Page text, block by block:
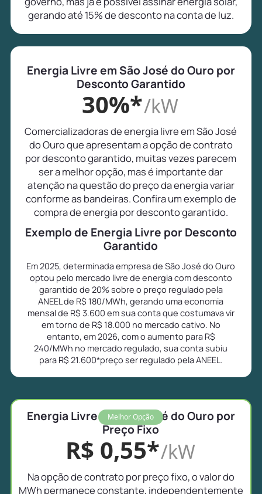
gerando até 15% de desconto na conta de luz.
Energia Livre em São José do Ouro por
Desconto Garantido
30%*/kW
Comercializadoras de energia livre em São José
do Ouro que apresentam a opção de contrato
por desconto garantido, muitas vezes parecem
ser a melhor opção, mas é importante dar
atenção na questão do preço da energia variar
conforme as bandeiras. Confira um exemplo de
compra de energia por desconto garantido.
Exemplo de Energia Livre por Desconto
Garantido
Em 2025, determinada empresa de São José do Ouro
optou pelo mercado livre de energia com desconto
garantido de 20% sobre o preço regulado pela
ANEEL de R$ 180/MWh, gerando uma economia
mensal de R$ 3.600 em sua conta que costumava vir
em torno de R$ 18.000 no mercado cativo. No
entanto, em 2026, com o aumento para R$
240/MWh no mercado regulado, sua conta subiu
para R$ 21.600*preço ser regulado pela ANEEL.
Melhor Opção
Energia Livre em São José do Ouro por
Preço Fixo
R$ 0,55*/kW
Na opção de contrato por preço fixo, o valor do
MWh permanece constante, independentemente